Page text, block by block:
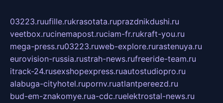
03223.ruufille.rukrasotata.ruprazdnikdushi.ru
veetbox.rucinemapost.ruciam-fr.rukraft-you.ru
mega-press.ru03223.ruweb-explore.rurastenuya.ru
eurovision-russia.rustrah-news.rufreeride-team.ru
itrack-24.rusexshopexpress.ruautostudiopro.ru
alabuga-cityhotel.rupornv.ruatlantpereezd.ru
bud-em-znakomye.rua-cdc.ruelektrostal-news.ru